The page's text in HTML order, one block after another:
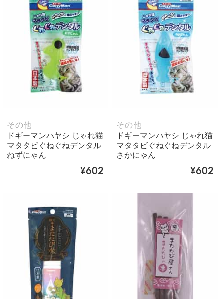
その他
ドギーマンハヤシ じゃれ猫
マタタビぐねぐねデンタル
ねずにゃん
¥602
その他
ドギーマンハヤシ じゃれ猫
マタタビぐねぐねデンタル
さかにゃん
¥602